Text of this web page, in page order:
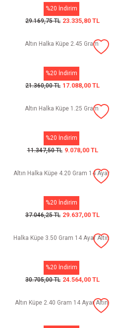
%20 İndirim
29.169,75 TL 23.335,80 TL
Altın Halka Küpe 2.45 Gram
%20 İndirim
21.360,00 TL 17.088,00 TL
Altın Halka Küpe 1.25 Gram
%20 İndirim
11.347,50 TL 9.078,00 TL
Altın Halka Küpe 4.20 Gram 14 Ayar
%20 İndirim
37.046,25 TL 29.637,00 TL
Halka Küpe 3.50 Gram 14 Ayar Altın
%20 İndirim
30.705,00 TL 24.564,00 TL
Altın Küpe 2.40 Gram 14 Ayar Altın